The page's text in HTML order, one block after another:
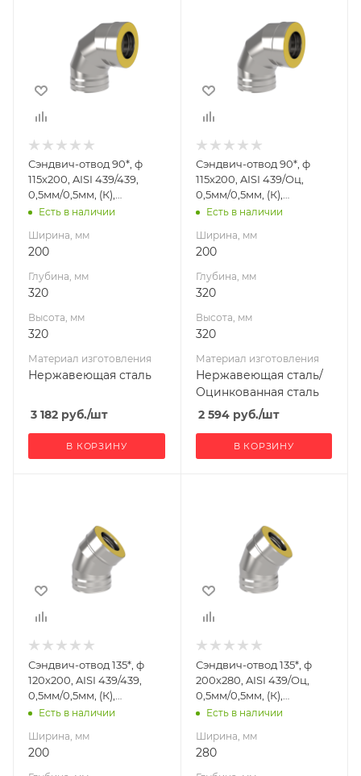
Глубина, мм
Высота, мм
320
Материал
Нержавеющая
сталь
Производитель
УМК
Сэндвич-отвод 90*, ф
115х200, AISI 439/439,
0,5мм/0,5мм, (К),
удл=60мм
Есть в наличии
Ширина, мм
200
Глубина, мм
320
Высота, мм
320
Материал изготовления
Нержавеющая сталь
3 182 руб./шт
В КОРЗИНУ
Глубина, мм
Высота, мм
320
Материал
Нержавеющая
сталь/
Оцинкованная
сталь
УМК
Сэндвич-отвод 90*, ф
115х200, AISI 439/Оц,
0,5мм/0,5мм, (К),
удл=60мм
Есть в наличии
Ширина, мм
200
Глубина, мм
320
Высота, мм
320
Материал изготовления
Нержавеющая сталь/
Оцинкованная сталь
2 594руб./шт
В КОРЗИНУ
Глубина, мм
Высота, мм
308
Материал
Нержавеющая
сталь
Производитель
УМК
Сэндвич-отвод 135*, ф
120х200, AISI 439/439,
0,5мм/0,5мм, (К),
удл=60мм
Есть в наличии
Ширина, мм
200
Глубина, мм
Высота, мм
363
Материал
Нержавеющая
сталь/
Оцинкованная
сталь
УМК
Сэндвич-отвод 135*, ф
200х280, AISI 439/Оц,
0,5мм/0,5мм, (К),
удл=60мм
Есть в наличии
Ширина, мм
280